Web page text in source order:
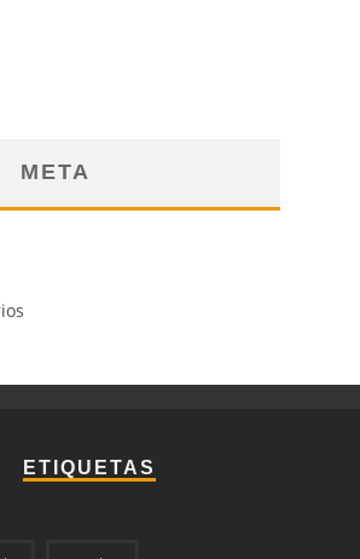
META
ETIQUETAS